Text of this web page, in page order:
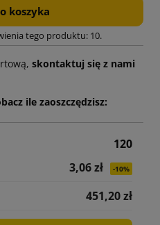
koszyka
tego produktu: 10.
skontaktuj się z nami
ile zaoszczędzisz:
120
3,06 zł
-10%
451,20 zł